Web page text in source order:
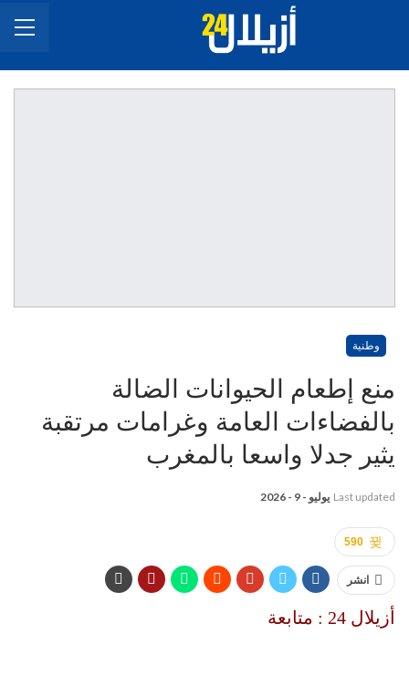
وطنية
منع إطعام الحيوانات الضالة
بالفضاءات العامة وغرامات مرتقبة
يثير جدلا واسعا بالمغرب
Last updated يوليو - 9 - 2026
590
انشر
أزيلال 24 : متابعة